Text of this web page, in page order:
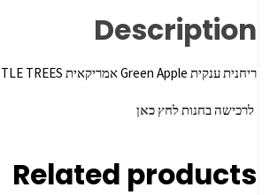
Description
ריחנית ענקית Green Apple אמריקאית LITTLE TREES
לרכישה בחנותלחץ כאן
Related products